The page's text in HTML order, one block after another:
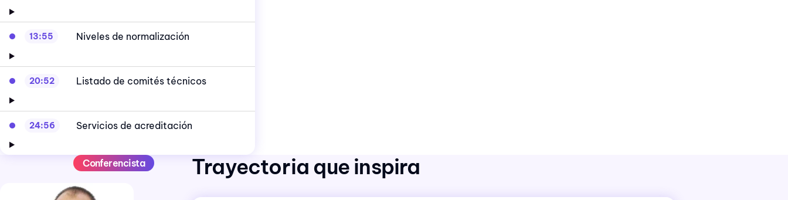
13:55 Niveles de normalización
20:52 Listado de comités técnicos
24:56 Servicios de acreditación
Conferencista Trayectoria que inspira